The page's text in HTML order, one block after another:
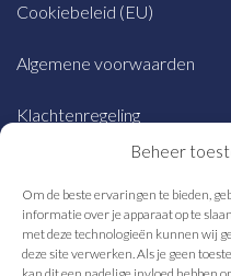
Beheer
Om de beste ervaringen te bieden,
informatie over je apparaat op te
met deze technologieën kunnen wij
deze site verwerken. Als je geen
Cookiebeleid (EU)
Algemene voorwaarden
Klachtenregeling
Adres
Sjobbema fiscale